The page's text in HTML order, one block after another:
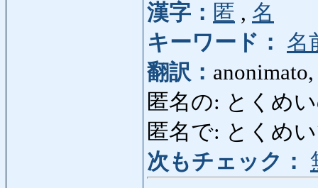
漢字： 匿 , 名
キーワード：
名
翻訳：
匿名の: とくめ
匿名で: とくめ
次もチェック：